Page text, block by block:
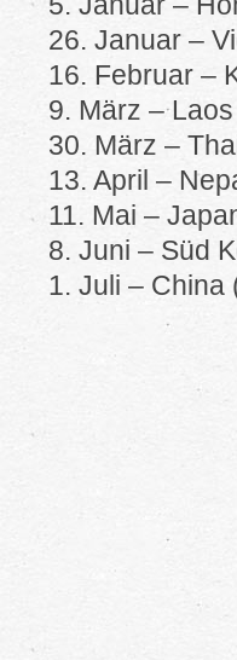
26. Januar –
16. Februar –
9. März –
30. März –
13. April –
11. Mai –
8. Juni – Süd
1. Juli – China